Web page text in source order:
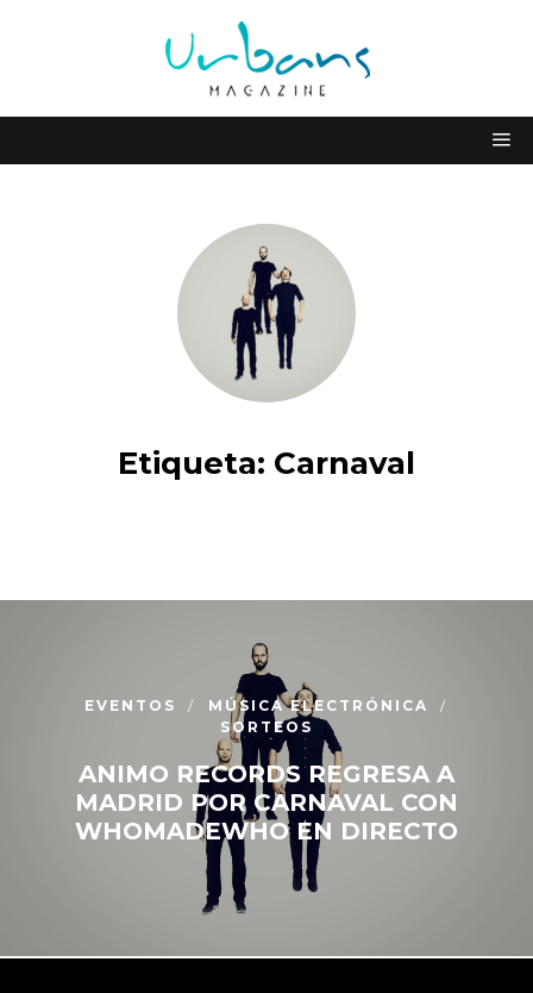
Etiqueta: Carnaval
EVENTOS
MÚSICA ELECTRÓNICA
SORTEOS
ANIMO RECORDS REGRESA A
MADRID POR CARNAVAL CON
WHOMADEWHO EN DIRECTO